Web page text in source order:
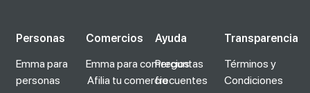
Personas
Emma para
personas
Comercios
Emma para comercios
Afilia tu comercio
Ayuda
Preguntas
frecuentes
Transparencia
Términos y
Condiciones